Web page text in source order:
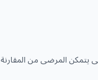
يتمكن المرضى من المقارنة